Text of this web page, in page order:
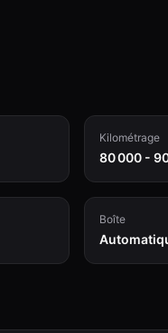
Kilométrage
80 000 -
Boîte